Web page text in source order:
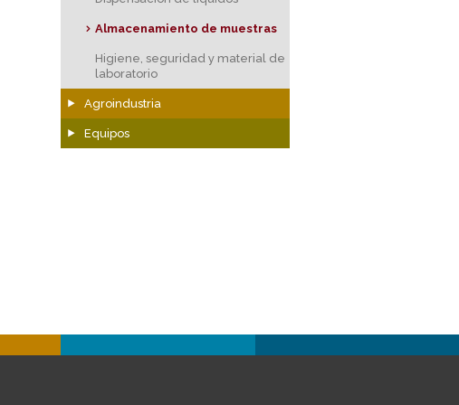
Almacenamiento de muestras
Higiene, seguridad y material de
laboratorio
Agroindustria
Equipos